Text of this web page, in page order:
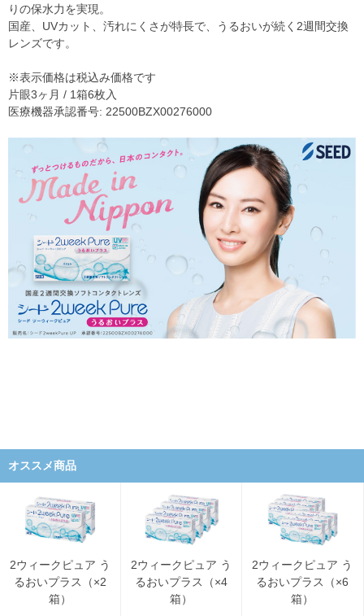
りの保水力を実現。
国産、UVカット、汚れにくさが特長で、うるおいが続く2週間交換
レンズです。
※表示価格は税込み価格です
片眼3ヶ月 / 1箱6枚入
医療機器承認番号: 22500BZX00276000
オススメ商品
2ウィークピュア う
るおいプラス（×2
箱）
2ウィークピュア う
るおいプラス（×4
箱）
2ウィークピュア う
るおいプラス（×6
箱）